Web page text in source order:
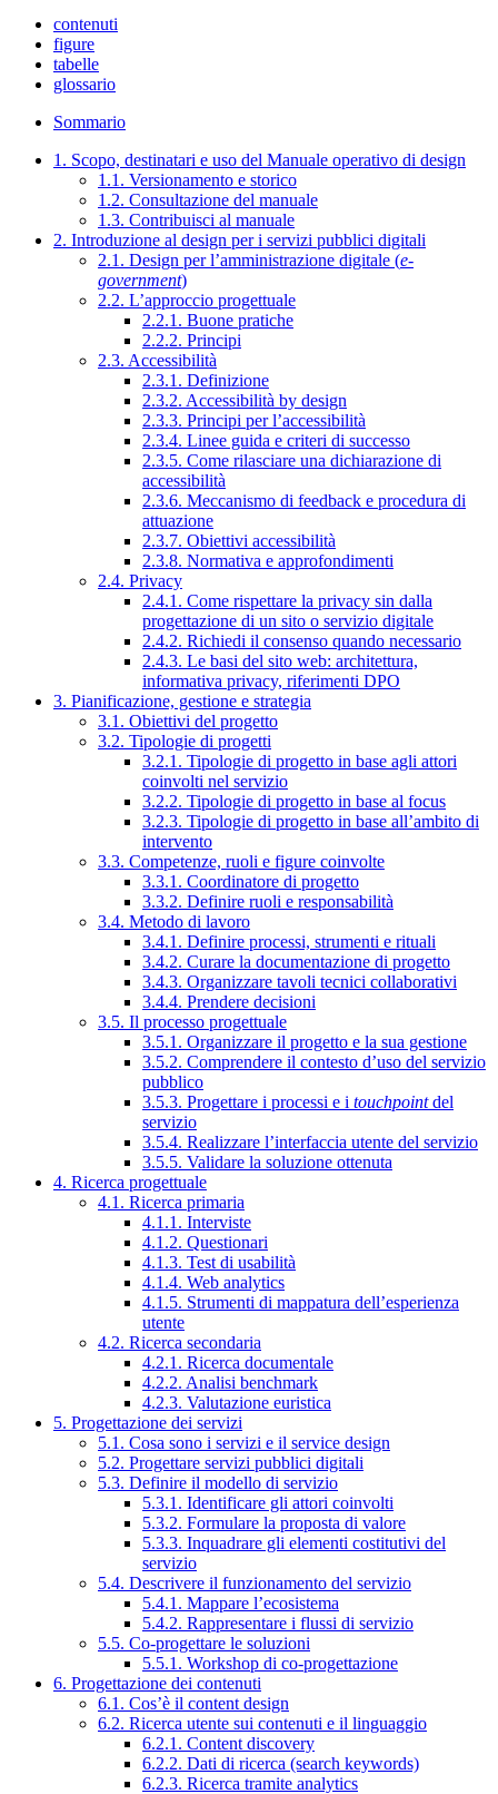
contenuti
figure
tabelle
glossario
Sommario
1. Scopo, destinatari e uso del Manuale operativo di design
1.1. Versionamento e storico
1.2. Consultazione del manuale
1.3. Contribuisci al manuale
2. Introduzione al design per i servizi pubblici digitali
2.1. Design per l’amministrazione digitale (e-
government)
2.2. L’approccio progettuale
2.2.1. Buone pratiche
2.2.2. Principi
2.3. Accessibilità
2.3.1. Definizione
2.3.2. Accessibilità by design
2.3.3. Principi per l’accessibilità
2.3.4. Linee guida e criteri di successo
2.3.5. Come rilasciare una dichiarazione di
accessibilità
2.3.6. Meccanismo di feedback e procedura di
attuazione
2.3.7. Obiettivi accessibilità
2.3.8. Normativa e approfondimenti
2.4. Privacy
2.4.1. Come rispettare la privacy sin dalla
progettazione di un sito o servizio digitale
2.4.2. Richiedi il consenso quando necessario
2.4.3. Le basi del sito web: architettura,
informativa privacy, riferimenti DPO
3. Pianificazione, gestione e strategia
3.1. Obiettivi del progetto
3.2. Tipologie di progetti
3.2.1. Tipologie di progetto in base agli attori
coinvolti nel servizio
3.2.2. Tipologie di progetto in base al focus
3.2.3. Tipologie di progetto in base all’ambito di
intervento
3.3. Competenze, ruoli e figure coinvolte
3.3.1. Coordinatore di progetto
3.3.2. Definire ruoli e responsabilità
3.4. Metodo di lavoro
3.4.1. Definire processi, strumenti e rituali
3.4.2. Curare la documentazione di progetto
3.4.3. Organizzare tavoli tecnici collaborativi
3.4.4. Prendere decisioni
3.5. Il processo progettuale
3.5.1. Organizzare il progetto e la sua gestione
3.5.2. Comprendere il contesto d’uso del servizio
pubblico
3.5.3. Progettare i processi e i touchpointdel
servizio
3.5.4. Realizzare l’interfaccia utente del servizio
3.5.5. Validare la soluzione ottenuta
4. Ricerca progettuale
4.1. Ricerca primaria
4.1.1. Interviste
4.1.2. Questionari
4.1.3. Test di usabilità
4.1.4. Web analytics
4.1.5. Strumenti di mappatura dell’esperienza
utente
4.2. Ricerca secondaria
4.2.1. Ricerca documentale
4.2.2. Analisi benchmark
4.2.3. Valutazione euristica
5. Progettazione dei servizi
5.1. Cosa sono i servizi e il service design
5.2. Progettare servizi pubblici digitali
5.3. Definire il modello di servizio
5.3.1. Identificare gli attori coinvolti
5.3.2. Formulare la proposta di valore
5.3.3. Inquadrare gli elementi costitutivi del
servizio
5.4. Descrivere il funzionamento del servizio
5.4.1. Mappare l’ecosistema
5.4.2. Rappresentare i flussi di servizio
5.5. Co-progettare le soluzioni
5.5.1. Workshop di co-progettazione
6. Progettazione dei contenuti
6.1. Cos’è il content design
6.2. Ricerca utente sui contenuti e il linguaggio
6.2.1. Content discovery
6.2.2. Dati di ricerca (search keywords)
6.2.3. Ricerca tramite analytics